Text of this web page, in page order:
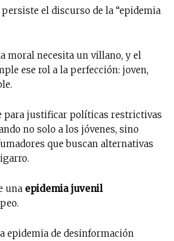
persiste el discurso de la “epidemia
moral necesita un villano, y el
ese rol a la perfección: joven,
para justificar políticas restrictivas
no solo a los jóvenes, sino
que buscan alternativas
una epidemia juvenil
epidemia de desinformación